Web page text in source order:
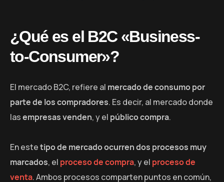
¿Qué es el B2C «Business-
to-Consumer»?
El mercado B2C, refiere al mercado de consumo por
parte de los compradores. Es decir, al mercado donde
lasempresas venden, y el público compra.
En estetipo de mercado ocurren dos procesos muy
marcados, el proceso de compra, y el proceso de
venta. Ambos procesos comparten puntos en común,